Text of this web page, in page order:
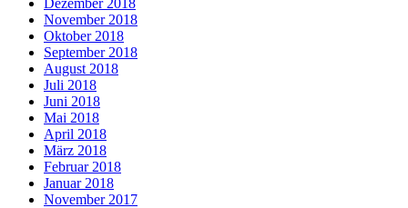
Dezember 2018
November 2018
Oktober 2018
September 2018
August 2018
Juli 2018
Juni 2018
Mai 2018
April 2018
März 2018
Februar 2018
Januar 2018
November 2017